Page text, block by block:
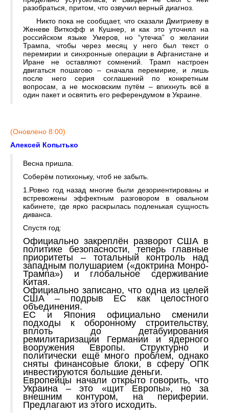
разобраться, притом, что озвучил верный диагноз.
Никто пока не сообщает, что сказали Дмитриеву в
Женеве Виткофф и Кушнер, и как это уточнял на
российском языке Умеров, но “утечка” о желании
Трампа, чтобы через месяц у него был текст о
перемирии и синхронные операции в Афганистане и
Иране не оставляют сомнений. Трамп настроен
двигаться пошагово – сначала перемирие, и лишь
после него серия соглашений по конкретным
вопросам, а не московским путём – впихнуть всё в
один пакет и освятить его референдумом в Украине.
(Оновлено 8:00)
Алексей Копытько
Весна пришла.
Соберём потихоньку, чтоб не забыть.
1.Ровно год назад многие были дезориентированы и
встревожены эффектным разговором в овальном
кабинете, где ярко раскрылась подленькая сущность
диванса.
Спустя год:
Официально закреплён разворот США в
политике безопасности, теперь главные
приоритеты – тотальный контроль над
западным полушарием («доктрина Монро-
Трампа») и глобальное сдерживание
Китая.
Официально записано, что одна из целей
США – подрыв ЕС как целостного
объединения.
ЕС и Япония официально сменили
подходы к оборонному строительству,
вплоть до детабуирования
ремилитаризации Германии и ядерного
вооружения Европы. Структурно и
политически ещё много проблем, однако
сняты финансовые блоки, в сферу ОПК
инвестируются большие деньги.
Европейцы начали открыто говорить, что
Украина – это «щит Европы», но за
внешним контуром, на периферии.
Предлагают из этого исходить.